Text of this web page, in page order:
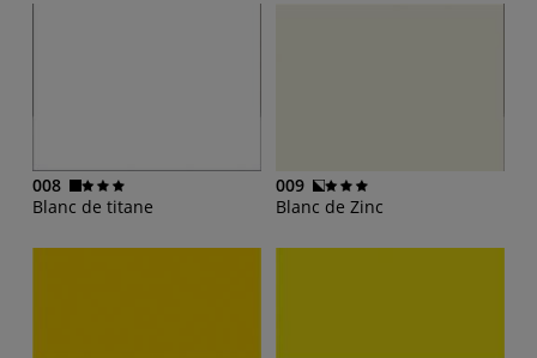
008
Blanc de titane
009
Blanc de Zinc